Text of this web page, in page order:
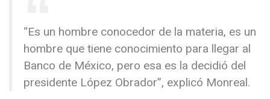
“Es un hombre conocedor de la materia, es un
hombre que tiene conocimiento para llegar al
Banco de México, pero esa es la decidió del
presidente López Obrador”, explicó Monreal.